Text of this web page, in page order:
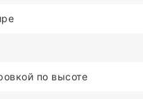
по высоте